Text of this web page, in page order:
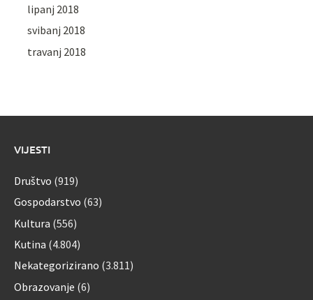
lipanj 2018
svibanj 2018
travanj 2018
VIJESTI
Društvo (919)
Gospodarstvo (63)
Kultura (556)
Kutina (4.804)
Nekategorizirano (3.811)
Obrazovanje (6)